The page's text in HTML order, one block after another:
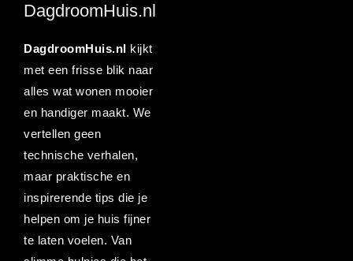
DagdroomHuis.nl
DagdroomHuis.nl kijkt
met een frisse blik naar
alles wat wonen mooier
en handiger maakt. We
vertellen geen
technische verhalen,
maar praktische en
inspirerende tips die je
helpen om je huis fijner
te laten voelen. Van